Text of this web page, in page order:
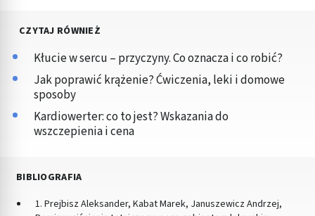
CZYTAJ RÓWNIEŻ
Kłucie w sercu – przyczyny. Co oznacza i co robić?
Jak poprawić krążenie? Ćwiczenia, leki i domowe
sposoby
Kardiowerter: co to jest? Wskazania do
wszczepienia i cena
BIBLIOGRAFIA
1. Prejbisz Aleksander, Kabat Marek, Januszewicz Andrzej,